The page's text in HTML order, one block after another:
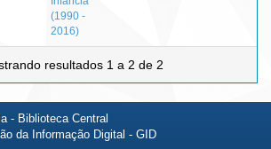
(1990 -
2016)
resultados 1 a 2 de 2
- Biblioteca Central
da Informação Digital - GID